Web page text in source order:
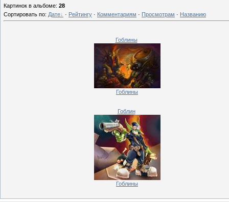
Картинок в альбоме: 28
Сортировать по: Дате · Рейтингу · Комментариям · Просмотрам · Названию
Гоблины
Гоблины
Гоблин
Гоблины